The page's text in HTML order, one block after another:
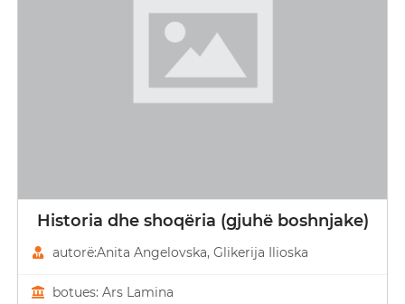
Historia dhe shoqëria (gjuhë boshnjake)
autorë:Anita Angelovska, Glikerija Ilioska
botues: Ars Lamina